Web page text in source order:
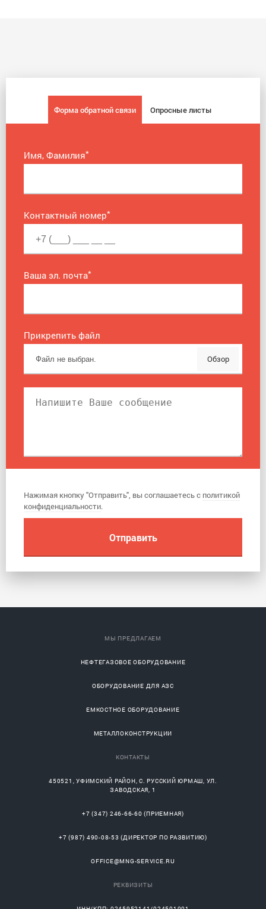
Форма обратной связи Опросные листы
Имя, Фамилия*
Контактный номер*
Ваша эл. почта*
Прикрепить файл
Обзор
Нажимая кнопку "Отправить", вы соглашаетесь с политикой
конфиденциальности.
МЫ ПРЕДЛАГАЕМ
НЕФТЕГАЗОВОЕ ОБОРУДОВАНИЕ
ОБОРУДОВАНИЕ ДЛЯ АЗС
ЕМКОСТНОЕ ОБОРУДОВАНИЕ
МЕТАЛЛОКОНСТРУКЦИИ
КОНТАКТЫ
450521 ,УФИМСКИЙ РАЙОН, С.РУССКИЙ ЮРМАШ, УЛ.
ЗАВОДСКАЯ, 1
+7 (347) 246-66-60 (ПРИЕМНАЯ)
+7 (987) 490-08-53 (ДИРЕКТОР ПО РАЗВИТИЮ)
OFFICE@MNG-SERVICE.RU
РЕКВИЗИТЫ